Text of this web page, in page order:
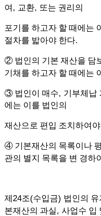
여 , 교환, 또는 권리의
포기를 하고자 할 때에는
절차를 밟아야 한다.
② 법인의 기본 재산을 담
기채를 하고자 할 때에는
③ 법인이 매수, 기부체납
에는 이를 법인의
재산으로 편입 조치하여
④ 기본재산의 목록이나
관의 별지 목록을 변 경하
제24조(수입금) 법인의
본재산의 과실, 사업수 입